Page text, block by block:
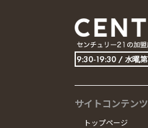
サイトコンテンツ
トップページ